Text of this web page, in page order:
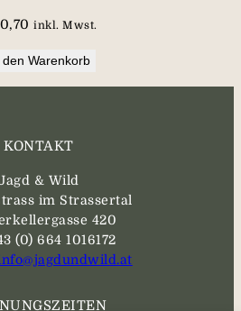
inkl. Mwst.
den Warenkorb
KONTAKT
& Wild
im Strassertal
420
(0) 664 1016172